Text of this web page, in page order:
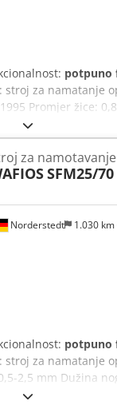
potpuno
stroj za namatanje
Promjer žice:
U našem
Norderstedt 1.030 km
za
SFM25/70
potpuno
za namatanje
2,5 mm Dužina
našem skladištu